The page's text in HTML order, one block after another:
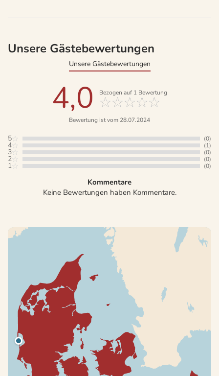
Unsere Gästebewertungen
Unsere Gästebewertungen
4,0 Bezogen auf 1 Bewertung
Bewertung ist vom 28.07.2024
5 (0)
4 (1)
3 (0)
2 (0)
1 (0)
Kommentare
Keine Bewertungen haben Kommentare.